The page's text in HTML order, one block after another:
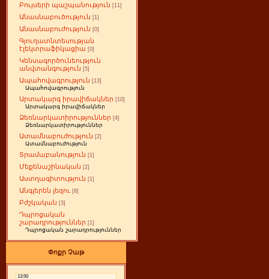
Բույսերի պաշպանություն [11]
Անասնաբուծություն [1]
Անասնաբուժություն [0]
Գյուղատնտեսության
էլեկտրաֆիկացիա [0]
Կենսագործունեություն
անվտանգություն [5]
Ապահովագրություն [13]
Ապահովագրություն
Արտակարգ իրավիճակներ [10]
Արտակարգ իրավիճակներ
Ձեռնարկատիրություններ [4]
Ձեռնարկատիրություններ
Ատամնաբուժություն [2]
Ատամնաբուժություն
Տրամաբանություն [1]
Մեքենաշինական [2]
Աստղագիտություն [1]
Անգլերեն լեզու [8]
Բժշկական [3]
Դպրոցական
շարադրություններ [1]
Դպրոցական շարադրություններ
Փոքր Չաթ